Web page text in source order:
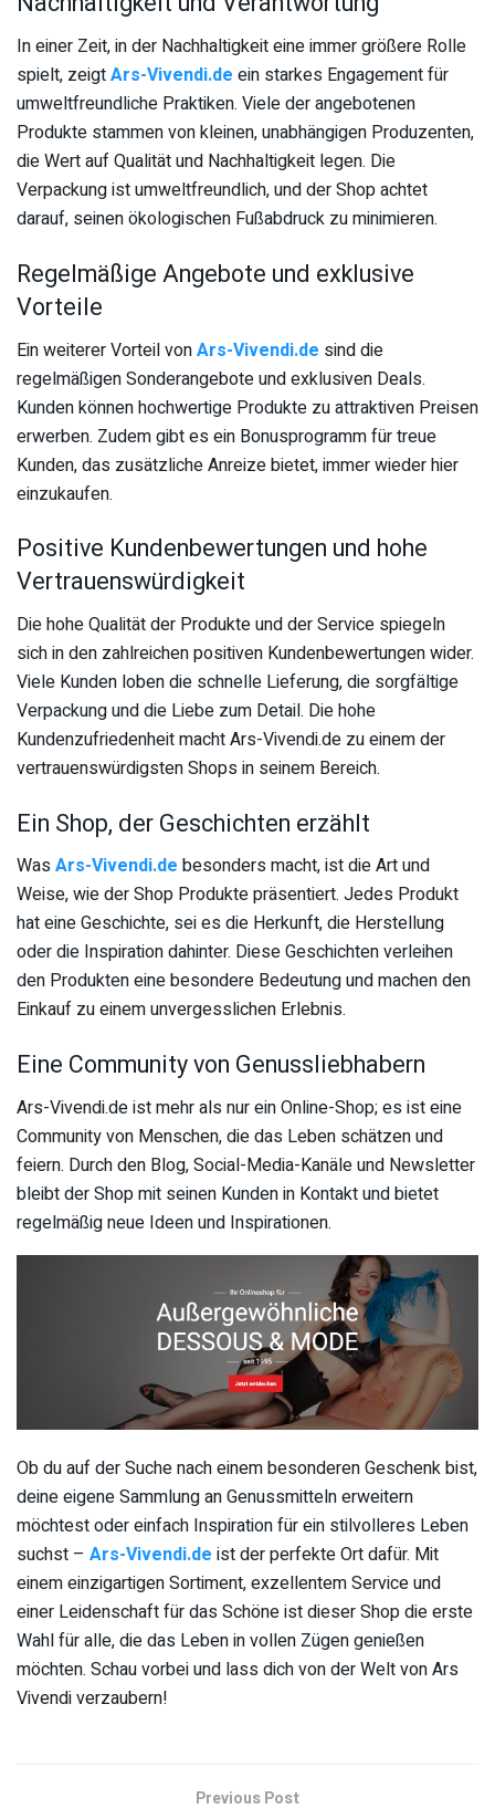
In einer Zeit, in der Nachhaltigkeit eine immer größere Rolle
spielt, zeigtArs-Vivendi.de ein starkes Engagement für
umweltfreundliche Praktiken. Viele der angebotenen
Produkte stammen von kleinen, unabhängigen Produzenten,
die Wert auf Qualität und Nachhaltigkeit legen. Die
Verpackung ist umweltfreundlich, und der Shop achtet
darauf, seinen ökologischen Fußabdruck zu minimieren.
Regelmäßige Angebote und exklusive
Vorteile
Ein weiterer Vorteil vonArs-Vivendi.de sind die
regelmäßigen Sonderangebote und exklusiven Deals.
Kunden können hochwertige Produkte zu attraktiven Preisen
erwerben. Zudem gibt es ein Bonusprogramm für treue
Kunden, das zusätzliche Anreize bietet, immer wieder hier
einzukaufen.
Positive Kundenbewertungen und hohe
Vertrauenswürdigkeit
Die hohe Qualität der Produkte und der Service spiegeln
sich in den zahlreichen positiven Kundenbewertungen wider.
Viele Kunden loben die schnelle Lieferung, die sorgfältige
Verpackung und die Liebe zum Detail. Die hohe
Kundenzufriedenheit macht Ars-Vivendi.de zu einem der
vertrauenswürdigsten Shops in seinem Bereich.
Ein Shop, der Geschichten erzählt
WasArs-Vivendi.de besonders macht, ist die Art und
Weise, wie der Shop Produkte präsentiert. Jedes Produkt
hat eine Geschichte, sei es die Herkunft, die Herstellung
oder die Inspiration dahinter. Diese Geschichten verleihen
den Produkten eine besondere Bedeutung und machen den
Einkauf zu einem unvergesslichen Erlebnis.
Eine Community von Genussliebhabern
Ars-Vivendi.de ist mehr als nur ein Online-Shop; es ist eine
Community von Menschen, die das Leben schätzen und
feiern. Durch den Blog, Social-Media-Kanäle und Newsletter
bleibt der Shop mit seinen Kunden in Kontakt und bietet
regelmäßig neue Ideen und Inspirationen.
Ob du auf der Suche nach einem besonderen Geschenk bist,
deine eigene Sammlung an Genussmitteln erweitern
möchtest oder einfach Inspiration für ein stilvolleres Leben
suchst – Ars-Vivendi.de ist der perfekte Ort dafür. Mit
einem einzigartigen Sortiment, exzellentem Service und
einer Leidenschaft für das Schöne ist dieser Shop die erste
Wahl für alle, die das Leben in vollen Zügen genießen
möchten. Schau vorbei und lass dich von der Welt von Ars
Vivendi verzaubern!
Previous Post